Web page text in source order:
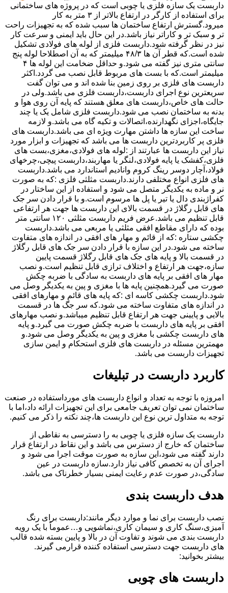
داربست یک سازه فلزی یا چوبی است که در پروژه های ساختمانی
برای استفاده از کارگر در ارتفاع بالاتر از ۳ متر به کار
میرود.گسترش ارتفاع ساختمان ها سبب شده که به تجهیزات راحت
تر و سبک تر و کاراتر نیاز باشد.در این حال باید ایمنی و سرعت کار
نیز در نظر گرفته شود.داربست فلزی از لوله های فولادی تشکیل
شده است.که قطر آن ها ۴۸/۳ میلیمتر که به آن اصطلاحا لوله پنج
سانتی متری نیز گفته می شود.و حداقل ضخامت این لوله ها ۴
میلیمتر است.که با بست های مربوط قابل نصب می گردد.اکثر
داربست های فلزی بر روی زمین بنا شده اند و می توان گفت
سریعترین نوع اجرای داربست،داربست فلزی می باشد.ولی در
حالت های خاص،داربست های معلق هستند که پایه آن روی هوا و
بدنه به ساختمان نصب می شود.داربست فلزی شامل یک یا چند
جایگاه،اجزای نگهدارنده،اتصالات و تکیه گاه می باشد.و لازمه
ساخت این سازه ها داشتن مهارت ویژه ای می باشد.داربست های
فلزی پر کاربردترین داربست ها می باشد که تجهیزات و ابزار مورد
نیاز این داربست ها عبارتند از :لوله های فولادی،مغزی،بست های
فلزی،کفشک یا پایه فولادی،لنگر یا مهاربند،داربست پیچی،چرخهای
فولاد،آچار دوسر رینگ کروم وانادیم استاندارد می باشد.داربست
های فلزی انواع مختلفی دارند.داربست مثلثی فلزی :که به صورت
نر و ماده به یکدیگر متصل می شود و استفاده از این ساختار در
کفراژبندی دال یا تیر یا پل ها مرسوم است.و با قرار دادن سر جک
های قابل رگلاژ در قسمت بالای این داربست ها جهت هر ارتفاعی
قابل تنظیم می باشد.عرض فریم داربست مثلثی ۱۲۰ سانتی متر
بوده که دارای مقاطع افقی مثلثی یا مربعی می باشد.داربست
چکشی ستاره :که از قائم و مهار های افقی در اندازه های متفاوت
ساخته می شود.در این سازه با قرار دادن سر جک های قابل رگلاژ
در قسمت بالا و پایه های جک های قابل رگلاژ قسمت پایین
سازه،جهت هر ارتفاع و اختلاف ترازی قابل تنظیم است.و نصب
مهار های افقی بر پایه های داربست به سادگی با ضربه چکش
صورت می گیرد.همچنین پایه ها با مغزی و پین به یکدیگر وصل می
شود.داربست چکشی کاسه ای :که پایه های قائم و مهارهای افقی
در اندازه های متفاوت ساخته می شود.که سر جگ ها در قسمت
بالایی و پایینی جهت هر ارتفاع قابل تنظیم میباشد.و نصب مهارهای
افقی بر پایه های داربست با ضربه چکش صورت می گیرد.و پایه
های داربست چکشی با مغزی و پین به یکدیگر وصل می شود.و
مهمترین مسئله در داربست های فلزی استحکام و ایمن سازی
تجهیزات داربست می باشد.
کاربرد داربست در تبلیغات
امروزه با توجه به تعداد و انواع داربست های مورداستفاده در صنعت
ساختمان نمی توان تعریف جامعی برای این تجهیزات ارائه داد،اما با
توجه به متداول ترین نوع این داربست ها،چند نکته را ذکر می کنیم.
داربست یک سازه فلزی یا چوبی به را دسترسی به نقاطی از
ساختمان که خارج از دسترس می باشد و این نقاط در ارتفاع قرار
دارند گفته می شود،این سازه به صورت موقت اجرا می شود و
اجرای آن به تخصص کافی نیاز دارد.سازه داربست در عین
سادگی،در صورت عدم رعایت ایمنی بسیار خطرناک می باشد.
هدف داربست بندی
نصب داربست برای نما و موارد دیگر مانند:داربست برای رنگ
آمیزی،سنگ کاری و سیمان کاری،نماشویی و…عموماً با یک رویه
داربست بندی می شوند و تفاوت آن در بالا و پایین بسته شده قالب
های داربست جهت دسترسی استفاده کننده قرارمی گیرند.
بیشتر بخوانید:
داربست های چوبی